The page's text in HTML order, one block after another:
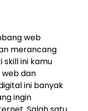
web
merancang
skill ini kamu
dan
ini banyak
ingin